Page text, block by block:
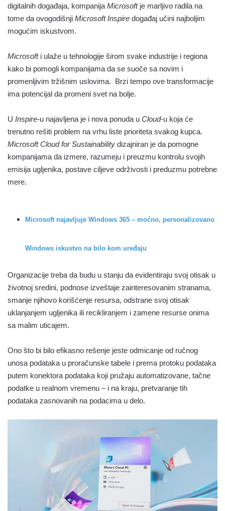
digitalnih događaja, kompanija Microsoftje marljivo radila na
tome da ovogodišnji Microsoft Inspire događaj učini najboljim
mogućim iskustvom.
Microsofti ulaže u tehnologije širom svake industrije i regiona
kako bi pomogli kompanijama da se suoče sa novim i
promenljivim tržišnim uslovima. Brzi tempo ove transformacije
ima potencijal da promeni svet na bolje.
U Inspire-u najavljena je i nova ponuda u Cloud-u koja će
trenutno rešiti problem na vrhu liste prioriteta svakog kupca.
Microsoft Cloud for Sustainability dizajniran je da pomogne
kompanijama da izmere, razumeju i preuzmu kontrolu svojih
emisija ugljenika, postave ciljeve održivosti i preduzmu potrebne
mere.
Microsoft najavljuje Windows 365 – moćno, personalizovano
Windows iskustvo na bilo kom uređaju
Organizacije treba da budu u stanju da evidentiraju svoj otisak u
životnoj sredini, podnose izveštaje zainteresovanim stranama,
smanje njihovo korišćenje resursa, odstrane svoj otisak
uklanjanjem ugljenika ili recikliranjem i zamene resurse onima
sa malim uticajem.
Ono što bi bilo efikasno rešenje jeste odmicanje od ručnog
unosa podataka u proračunske tabele i prema protoku podataka
putem konektora podataka koji pružaju automatizovane, tačne
podatke u realnom vremenu – i na kraju, pretvaranje tih
podataka zasnovanih na podacima u delo.